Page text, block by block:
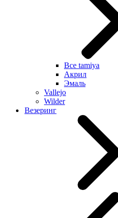
Все tamiya
Акрил
Эмаль
Vallejo
Wilder
Везеринг